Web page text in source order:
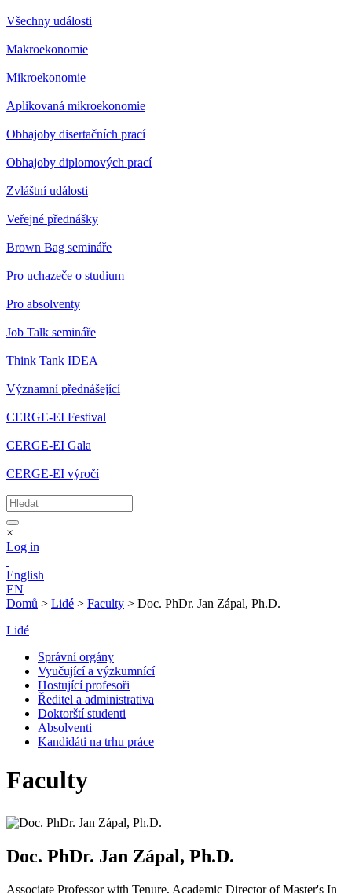
Všechny události
Makroekonomie
Mikroekonomie
Aplikovaná mikroekonomie
Obhajoby disertačních prací
Obhajoby diplomových prací
Zvláštní události
Veřejné přednášky
Brown Bag semináře
Pro uchazeče o studium
Pro absolventy
Job Talk semináře
Think Tank IDEA
Významní přednášející
CERGE-EI Festival
CERGE-EI Gala
CERGE-EI výročí
×
Log in
English
EN
Domů > Lidé > Faculty > Doc. PhDr. Jan Zápal, Ph.D.
Lidé
Správní orgány
Vyučující a výzkumnící
Hostující profesoři
Ředitel a administrativa
Doktorští studenti
Absolventi
Kandidáti na trhu práce
Faculty
Doc. PhDr. Jan Zápal, Ph.D.
Associate Professor with Tenure, Academic Director of Master's In